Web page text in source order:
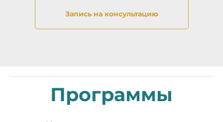
Запись на консультацию
Программы